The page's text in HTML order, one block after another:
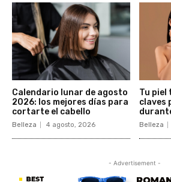
Calendario lunar de agosto
2026: los mejores días para
cortarte el cabello
Belleza 4 agosto, 2026
Tu piel
claves
Belleza
- Advertisement -